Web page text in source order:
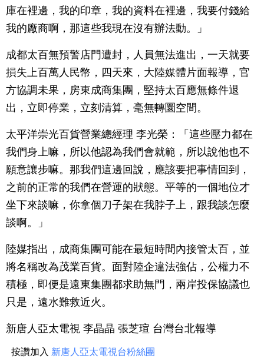
庫在裡邊，我的印章，我的資料在裡邊，我要付錢給
我的廠商啊，那這些我現在沒有辦法動。」
成都太百無預警店門遭封，人員無法進出，一天就要
損失上百萬人民幣，四天來，大陸媒體片面報導，官
方協調未果，房東成商集團，堅持太百應無條件退
出，立即停業，立刻清算，毫無轉圜空間。
太平洋崇光百貨營業總經理 李光榮：「這些壓力都在
我們身上嘛，所以他認為我們會就範，所以說他也不
願意讓步嘛。那我們這邊回說，應該要把事情回到，
之前的正常的我們在營運的狀態。平等的一個地位才
坐下來談嘛，你拿個刀子架在我脖子上，跟我談怎麼
談啊。」
陸媒指出，成商集團可能在最短時間內接管太百，並
將名稱改為茂業百貨。面對陸企違法強佔，公權力不
積極，即便是遠東集團都求助無門，兩岸投保協議也
只是，遠水難救近火。
新唐人亞太電視 李晶晶 張芝瑄 台灣台北報導
按讚加入 新唐人亞太電視台粉絲團